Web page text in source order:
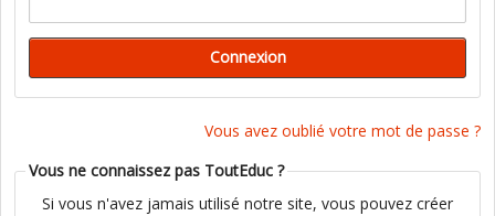
Vous avez oublié votre mot de passe ?
Vous ne connaissez pas ToutEduc ?
Si vous n'avez jamais utilisé notre site, vous pouvez créer